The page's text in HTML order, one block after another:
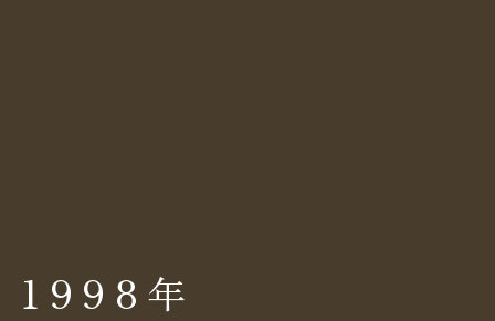
1998 年